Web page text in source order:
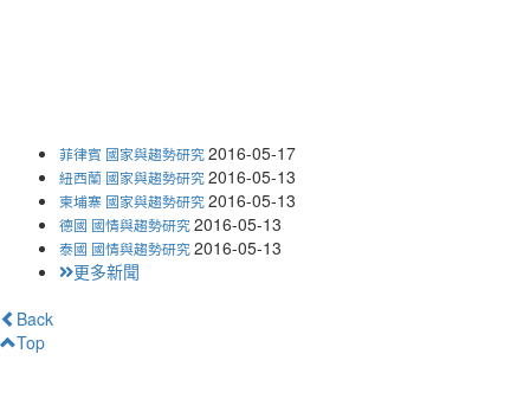
菲律賓 國家與趨勢研究2016-05-17
紐西蘭 國家與趨勢研究2016-05-13
柬埔寨 國家與趨勢研究2016-05-13
德國 國情與趨勢研究2016-05-13
泰國 國情與趨勢研究2016-05-13
更多新聞
Back
Top